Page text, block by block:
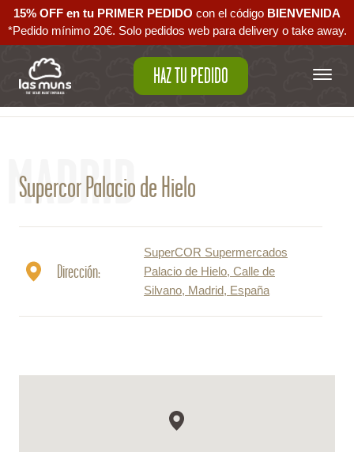
15% OFF en tu PRIMER PEDIDO con el código ‪ BIENVENIDA‬
*Pedido mínimo 20€. Solo pedidos web para delivery o take away.
HAZ TU PEDIDO
Volver al mapa
MADRID
Supercor Palacio de Hielo
Dirección:
SuperCOR Supermercados
Palacio de Hielo, Calle de
Silvano, Madrid, España